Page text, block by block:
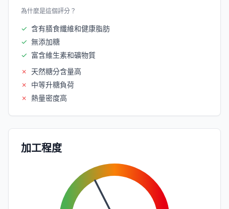
為什麼是這個評分？
✓ 含有膳食纖維和健康脂肪
✓ 無添加糖
✓ 富含維生素和礦物質
✗
天然糖分含量高
✗
中等升糖負荷
✗ 熱量密度高
加工程度